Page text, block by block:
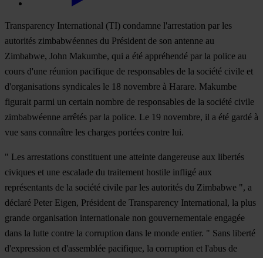
Transparency International (TI) condamne l'arrestation par les
autorités zimbabwéennes du Président de son antenne au
Zimbabwe, John Makumbe, qui a été appréhendé par la police au
cours d'une réunion pacifique de responsables de la société civile et
d'organisations syndicales le 18 novembre à Harare. Makumbe
figurait parmi un certain nombre de responsables de la société civile
zimbabwéenne arrêtés par la police. Le 19 novembre, il a été gardé à
vue sans connaître les charges portées contre lui.
" Les arrestations constituent une atteinte dangereuse aux libertés
civiques et une escalade du traitement hostile infligé aux
représentants de la société civile par les autorités du Zimbabwe ", a
déclaré Peter Eigen, Président de Transparency International, la plus
grande organisation internationale non gouvernementale engagée
dans la lutte contre la corruption dans le monde entier. " Sans liberté
d'expression et d'assemblée pacifique, la corruption et l'abus de